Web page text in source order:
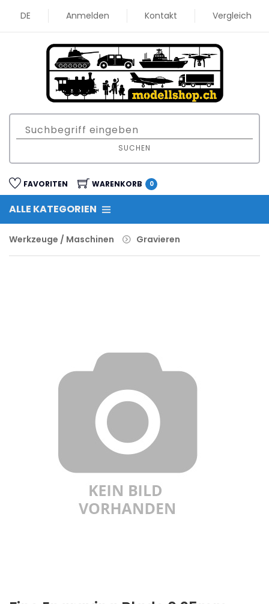
DE Anmelden Kontakt Vergleich
SUCHEN
FAVORITEN WARENKORB 0
ALLE KATEGORIEN
Werkzeuge / Maschinen Gravieren